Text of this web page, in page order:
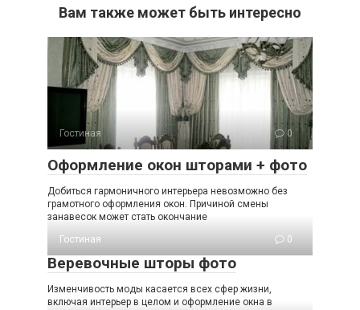
Вам также может быть интересно
Гостиная 0
Оформление окон шторами + фото
Добиться гармоничного интерьера невозможно без
грамотного оформления окон. Причиной смены
занавесок может стать окончание
Гостиная
0
Веревочные шторы фото
Изменчивость моды касается всех сфер жизни,
включая интерьер в целом и оформление окна в